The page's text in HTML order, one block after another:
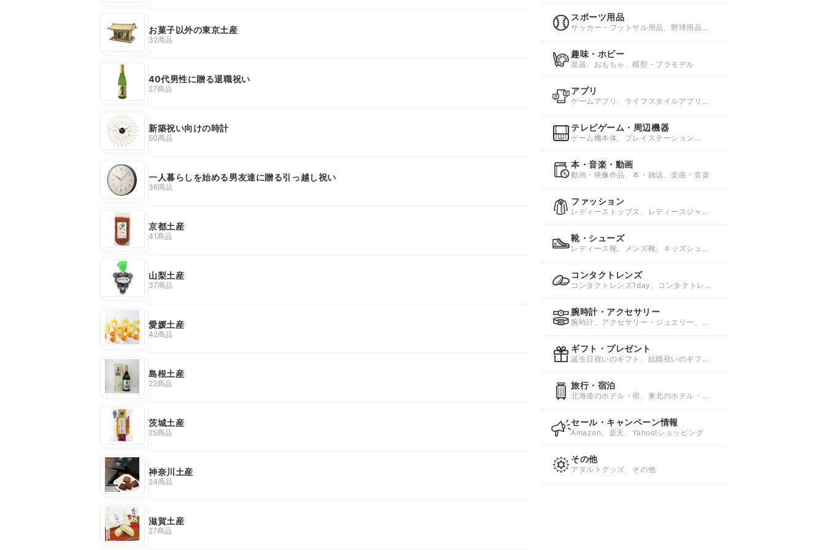
お菓子以外の東京土産
32商品
40代男性に贈る退職祝い
27商品
新築祝い向けの時計
50商品
一人暮らしを始める男友達に贈る引っ越し祝い
36商品
京都土産
41商品
山梨土産
37商品
愛媛土産
42商品
島根土産
22商品
茨城土産
25商品
神奈川土産
24商品
滋賀土産
27商品
スポーツ用品
サッカー・フットサル用品、野球用品、
趣味・ホビー
楽器、おもちゃ、模型・プラモデル
アプリ
ゲームアプリ、ライフスタイルアプリ、
テレビゲーム・周辺機器
ゲーム機本体、プレイステーション
3(PS3)ソフト
本・音楽・動画
動画・映像作品、本・雑誌、楽曲・音楽
ファッション
レディーストップス、レディースジャケ
靴・シューズ
レディース靴、メンズ靴、キッズシュー
コンタクトレンズ
コンタクトレンズ1day、コンタクトレン
腕時計・アクセサリー
腕時計、アクセサリー・ジュエリー、ワ
ギフト・プレゼント
誕生日祝いのギフト、結婚祝いのギフ
旅行・宿泊
北海道のホテル・宿、東北のホテル・
セール・キャンペーン情報
Amazon、楽天、Yahoo!ショッピング
その他
アダルトグッズ、その他